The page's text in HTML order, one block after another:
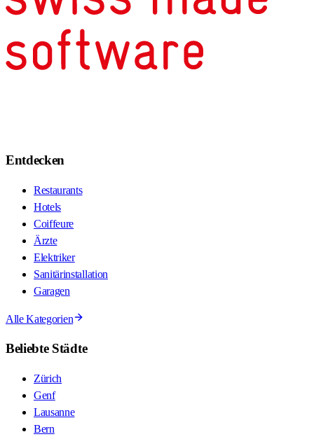
Entdecken
Restaurants
Hotels
Coiffeure
Ärzte
Elektriker
Sanitärinstallation
Garagen
Alle Kategorien
Beliebte Städte
Zürich
Genf
Lausanne
Bern